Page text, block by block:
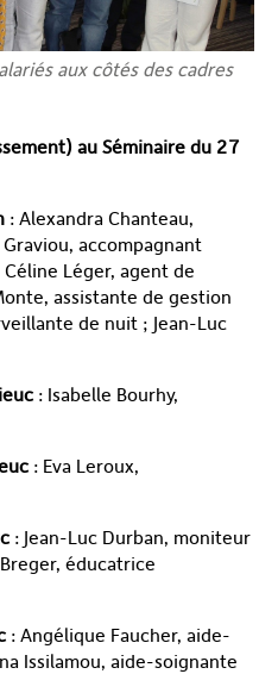
aux côtés des cadres
au Séminaire du 27
: Alexandra Chanteau,
accompagnant
Léger, agent de
assistante de gestion
de nuit ; Jean-Luc
: Isabelle Bourhy,
: Eva Leroux,
: Jean-Luc Durban, moniteur
éducatrice
: Angélique Faucher, aide-
Issilamou, aide-soignante